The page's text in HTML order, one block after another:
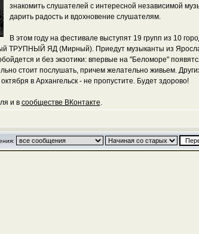
знакомить слушателей с интересной независимой
дарить радость и вдохновение слушателям.
В этом году на фестивале выступят 19 групп из 10
ТРУПНЫЙ ЯД (Мирный). Приедут музыканты из
и без экзотики: впервые на "Беломоре"
стоит послушать, причем желательно живьем.
в Архангельск - не пропустите. Будет здорово!
и в сообществе ВКонтакте.